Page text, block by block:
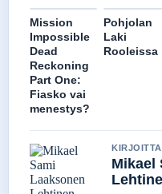
Mission
Impossible
Dead
Reckoning
Part One:
Fiasko vai
menestys?
Pohjolan
Laki
Rooleissa
Mikael